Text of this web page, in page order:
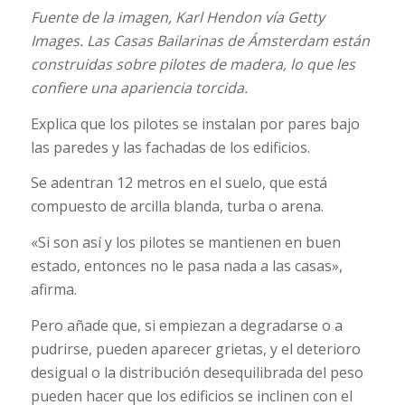
Fuente de la imagen, Karl Hendon vía Getty
Images. Las Casas Bailarinas de Ámsterdam están
construidas sobre pilotes de madera, lo que les
confiere una apariencia torcida.
Explica que los pilotes se instalan por pares bajo
las paredes y las fachadas de los edificios.
Se adentran 12 metros en el suelo, que está
compuesto de arcilla blanda, turba o arena.
«Si son así y los pilotes se mantienen en buen
estado, entonces no le pasa nada a las casas»,
afirma.
Pero añade que, si empiezan a degradarse o a
pudrirse, pueden aparecer grietas, y el deterioro
desigual o la distribución desequilibrada del peso
pueden hacer que los edificios se inclinen con el